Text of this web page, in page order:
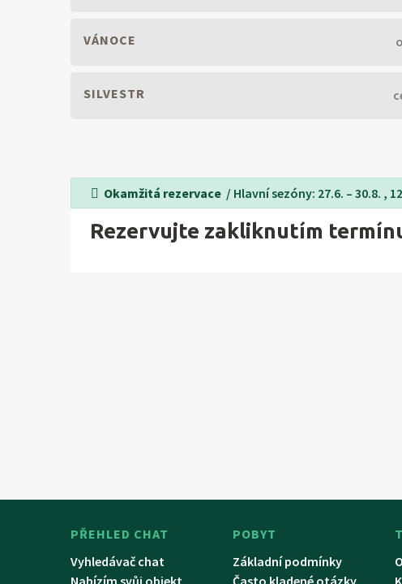
VÁNOCE
SILVESTR
Okamžitá rezervace / Hlavní sezóny: 27.6. – 30.8. ,
Rezervujte zakliknutím
PŘEHLED CHAT
Vyhledávač chat
POBYT
Základní podmínky